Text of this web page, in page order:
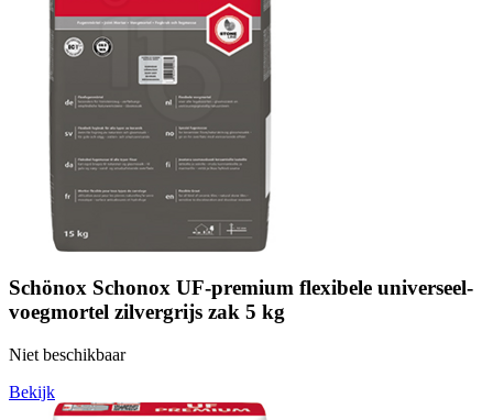
Schönox Schonox UF-premium flexibele universeel-
voegmortel zilvergrijs zak 5 kg
Niet beschikbaar
Bekijk